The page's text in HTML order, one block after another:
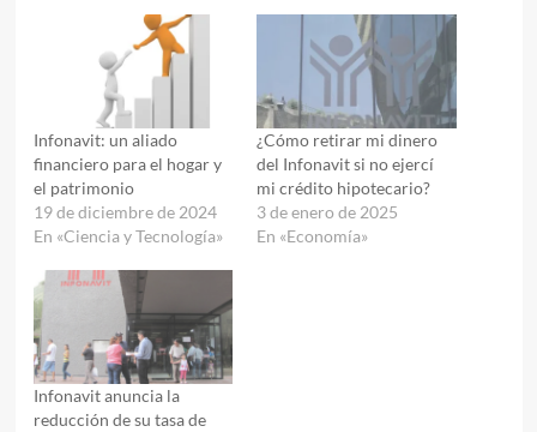
Infonavit: un aliado
financiero para el hogar y
el patrimonio
19 de diciembre de 2024
En «Ciencia y Tecnología»
¿Cómo retirar mi dinero
del Infonavit si no ejercí
mi crédito hipotecario?
3 de enero de 2025
En «Economía»
Infonavit anuncia la
reducción de su tasa de